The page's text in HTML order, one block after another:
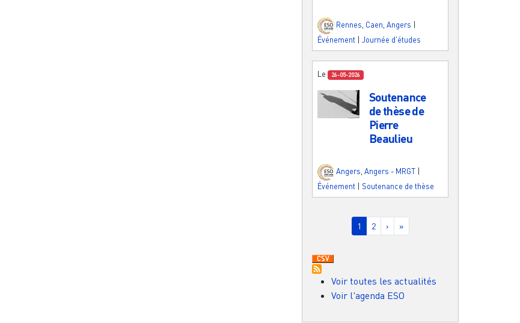
Rennes, Caen, Angers
Événement
Journée d'études
Le 26-05-2026
Soutenance
de thèse de
Pierre
Beaulieu
Angers Angers - MRGT
Événement | Soutenance de thèse
Pagination
Page courante
1 Page
2 Page suivante
› Dernière page
»
Voir toutes les actualités
Voir l'agenda ESO